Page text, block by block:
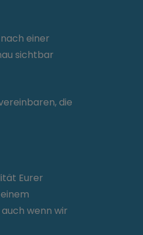
einer
sichtbar
die
Eurer
wenn wir